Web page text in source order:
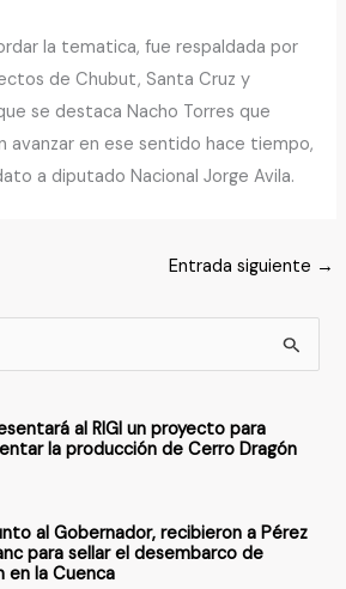
la tematica, fue respaldada por
de Chubut, Santa Cruz y
se destaca Nacho Torres que
avanzar en ese sentido hace tiempo,
a diputado Nacional Jorge Avila.
Entrada siguiente →
al RIGI un proyecto para
la producción de Cerro Dragón
al Gobernador, recibieron a Pérez
para sellar el desembarco de
en la Cuenca